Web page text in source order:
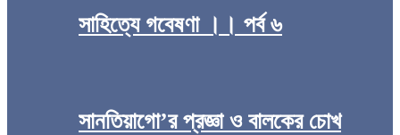
সাহিত্যে গবেষণা ।। পর্ব ৬
সানতিয়াগো’র প্রজ্ঞা ও বালকের চোখ